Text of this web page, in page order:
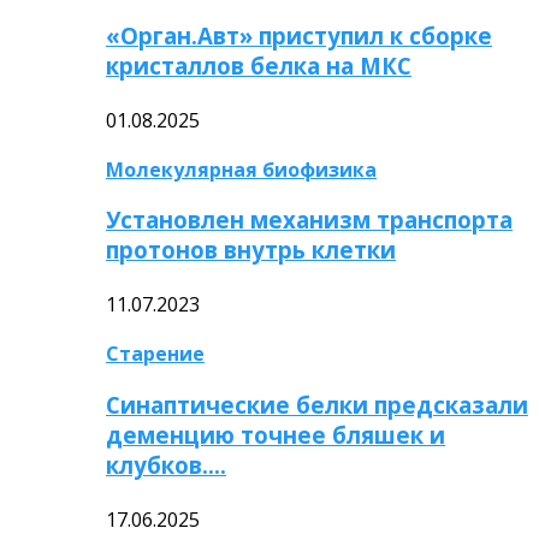
«Орган.Авт» приступил к сборке
кристаллов белка на МКС
01.08.2025
Молекулярная биофизика
Установлен механизм транспорта
протонов внутрь клетки
11.07.2023
Старение
Синаптические белки предсказали
деменцию точнее бляшек и
клубков….
17.06.2025